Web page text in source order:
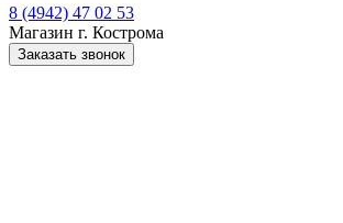
8 (4942) 47 02 53
Магазин г. Кострома
Заказать звонок